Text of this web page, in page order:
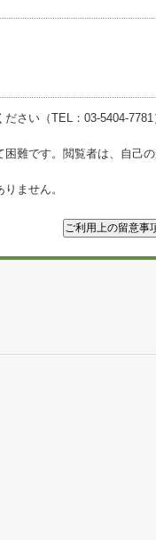
さい（TEL：03-5404-7781
難です。閲覧者は、自己
ません。